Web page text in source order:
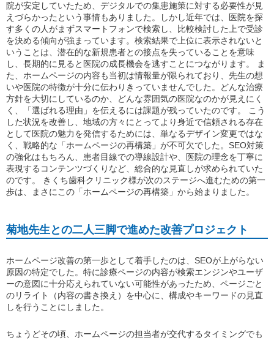
院が安定していたため、デジタルでの集患施策に対する必要性が見
えづらかったという事情もありました。しかし近年では、医院を探
す多くの人がまずスマートフォンで検索し、比較検討した上で受診
を決める傾向が強まっています。検索結果で上位に表示されないと
いうことは、潜在的な新規患者との接点を失っていることを意味
し、長期的に見ると医院の成長機会を逃すことにつながります。 ま
た、ホームページの内容も当初は情報量が限られており、先生の想
いや医院の特徴が十分に伝わりきっていませんでした。どんな治療
方針を大切にしているのか、どんな雰囲気の医院なのかが見えにく
く、「選ばれる理由」を伝えるには課題が残っていたのです。 こう
した状況を改善し、地域の方々にとってより身近で信頼される存在
として医院の魅力を発信するためには、単なるデザイン変更ではな
く、戦略的な「ホームページの再構築」が不可欠でした。SEO対策
の強化はもちろん、患者目線での導線設計や、医院の理念を丁寧に
表現するコンテンツづくりなど、総合的な見直しが求められていた
のです。 きくち歯科クリニック様が次のステージへ進むための第一
歩は、まさにこの「ホームページの再構築」から始まりました。
菊地先生との二人三脚で進めた改善プロジェクト
ホームページ改善の第一歩として着手したのは、SEOが上がらない
原因の特定でした。特に診療ページの内容が検索エンジンやユーザ
ーの意図に十分応えられていない可能性があったため、ページごと
のリライト（内容の書き換え）を中心に、構成やキーワードの見直
しを行うことにしました。
ちょうどその頃、ホームページの担当者が交代するタイミングでも